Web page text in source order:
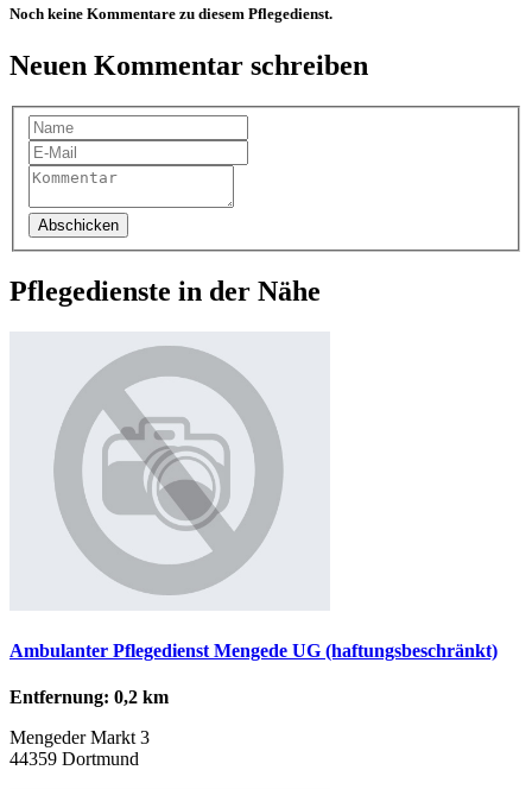
Noch keine Kommentare zu diesem Pflegedienst.
Neuen Kommentar schreiben
Abschicken
Pflegedienste in der Nähe
Ambulanter Pflegedienst Mengede UG (haftungsbeschränkt)
Entfernung: 0,2 km
Mengeder Markt 3
44359 Dortmund